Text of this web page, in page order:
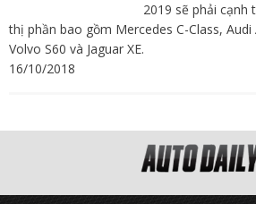
2019 sẽ phải cạnh
thị phần bao gồm Mercedes C-Class,
Volvo S60 và Jaguar XE.
16/10/2018